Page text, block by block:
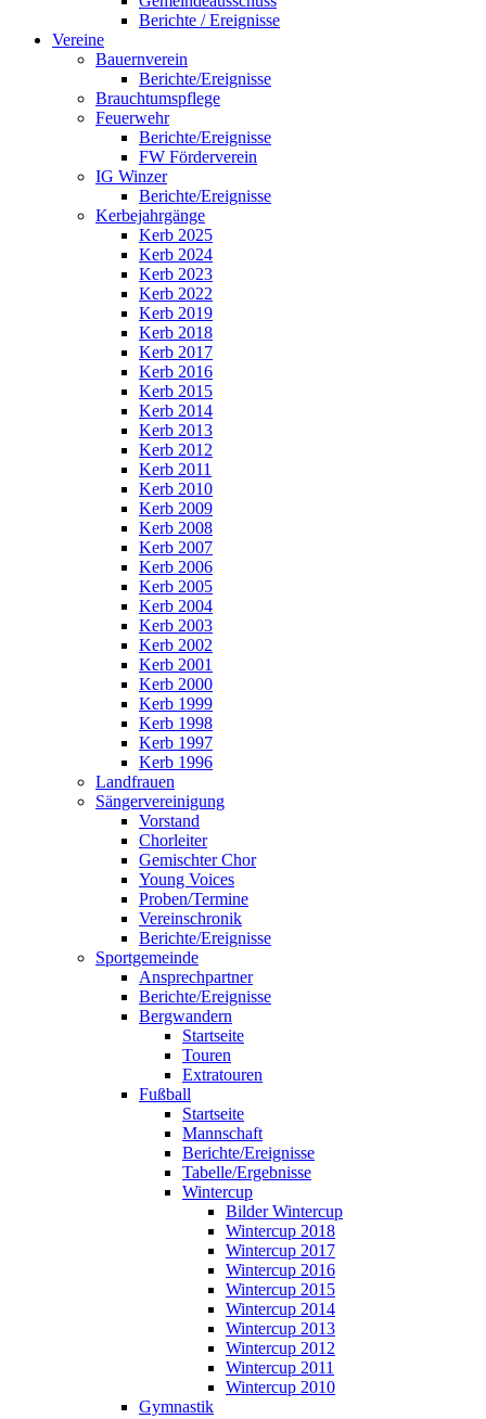
Berichte / Ereignisse
Vereine
Bauernverein
Berichte/Ereignisse
Brauchtumspflege
Feuerwehr
Berichte/Ereignisse
FW Förderverein
IG Winzer
Berichte/Ereignisse
Kerbejahrgänge
Kerb 2025
Kerb 2024
Kerb 2023
Kerb 2022
Kerb 2019
Kerb 2018
Kerb 2017
Kerb 2016
Kerb 2015
Kerb 2014
Kerb 2013
Kerb 2012
Kerb 2011
Kerb 2010
Kerb 2009
Kerb 2008
Kerb 2007
Kerb 2006
Kerb 2005
Kerb 2004
Kerb 2003
Kerb 2002
Kerb 2001
Kerb 2000
Kerb 1999
Kerb 1998
Kerb 1997
Kerb 1996
Landfrauen
Sängervereinigung
Vorstand
Chorleiter
Gemischter Chor
Young Voices
Proben/Termine
Vereinschronik
Berichte/Ereignisse
Sportgemeinde
Ansprechpartner
Berichte/Ereignisse
Bergwandern
Startseite
Touren
Extratouren
Fußball
Startseite
Mannschaft
Berichte/Ereignisse
Tabelle/Ergebnisse
Wintercup
Bilder Wintercup
Wintercup 2018
Wintercup 2017
Wintercup 2016
Wintercup 2015
Wintercup 2014
Wintercup 2013
Wintercup 2012
Wintercup 2011
Wintercup 2010
Gymnastik